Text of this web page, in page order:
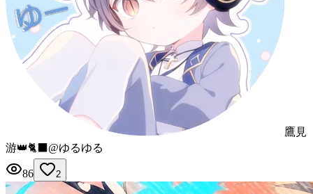
鷹見
游👑🐈‍⬛@ゆるゆる
86 2